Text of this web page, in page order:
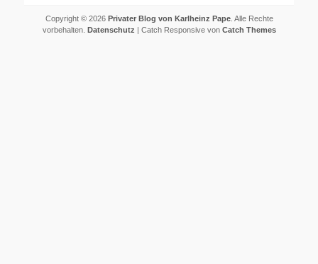
Copyright © 2026 Privater Blog von Karlheinz Pape. Alle Rechte
vorbehalten. Datenschutz | Catch Responsive von Catch Themes